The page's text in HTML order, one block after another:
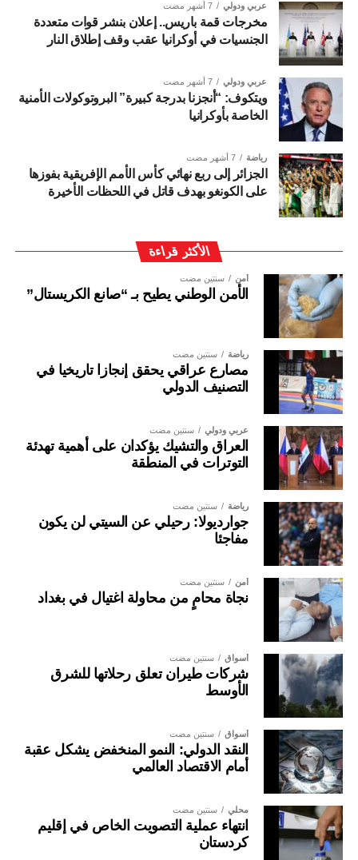
عربي ودولي 7 أشهر مضت
مخرجات قمة باريس.. إعلان بنشر قوات متعددة
الجنسيات في أوكرانيا عقب وقف إطلاق النار
عربي ودولي 7 أشهر مضت
ويتكوف: “أنجزنا بدرجة كبيرة” البروتوكولات الأمنية
الخاصة بأوكرانيا
رياضة 7 أشهر مضت
الجزائر إلى ربع نهائي كأس الأمم الإفريقية بفوزها
على الكونغو بهدف قاتل في اللحظات الأخيرة
الأكثر قراءة
أمن سنتين مضت
الأمن الوطني يطيح بـ “صانع الكريستال”
رياضة سنتين مضت
مصارع عراقي يحقق إنجازا تاريخيا في
التصنيف الدولي
عربي ودولي سنتين مضت
العراق والتشيك يؤكدان على أهمية تهدئة
التوترات في المنطقة
رياضة سنتين مضت
جوارديولا: رحيلي عن السيتي لن يكون
مفاجئا
أمن سنتين مضت
نجاة محامٍ من محاولة اغتيال في بغداد
أسواق سنتين مضت
شركات طيران تعلق رحلاتها للشرق
الأوسط
أسواق سنتين مضت
النقد الدولي: النمو المنخفض يشكل عقبة
أمام الاقتصاد العالمي
محلي سنتين مضت
انتهاء عملية التصويت الخاص في إقليم
كردستان